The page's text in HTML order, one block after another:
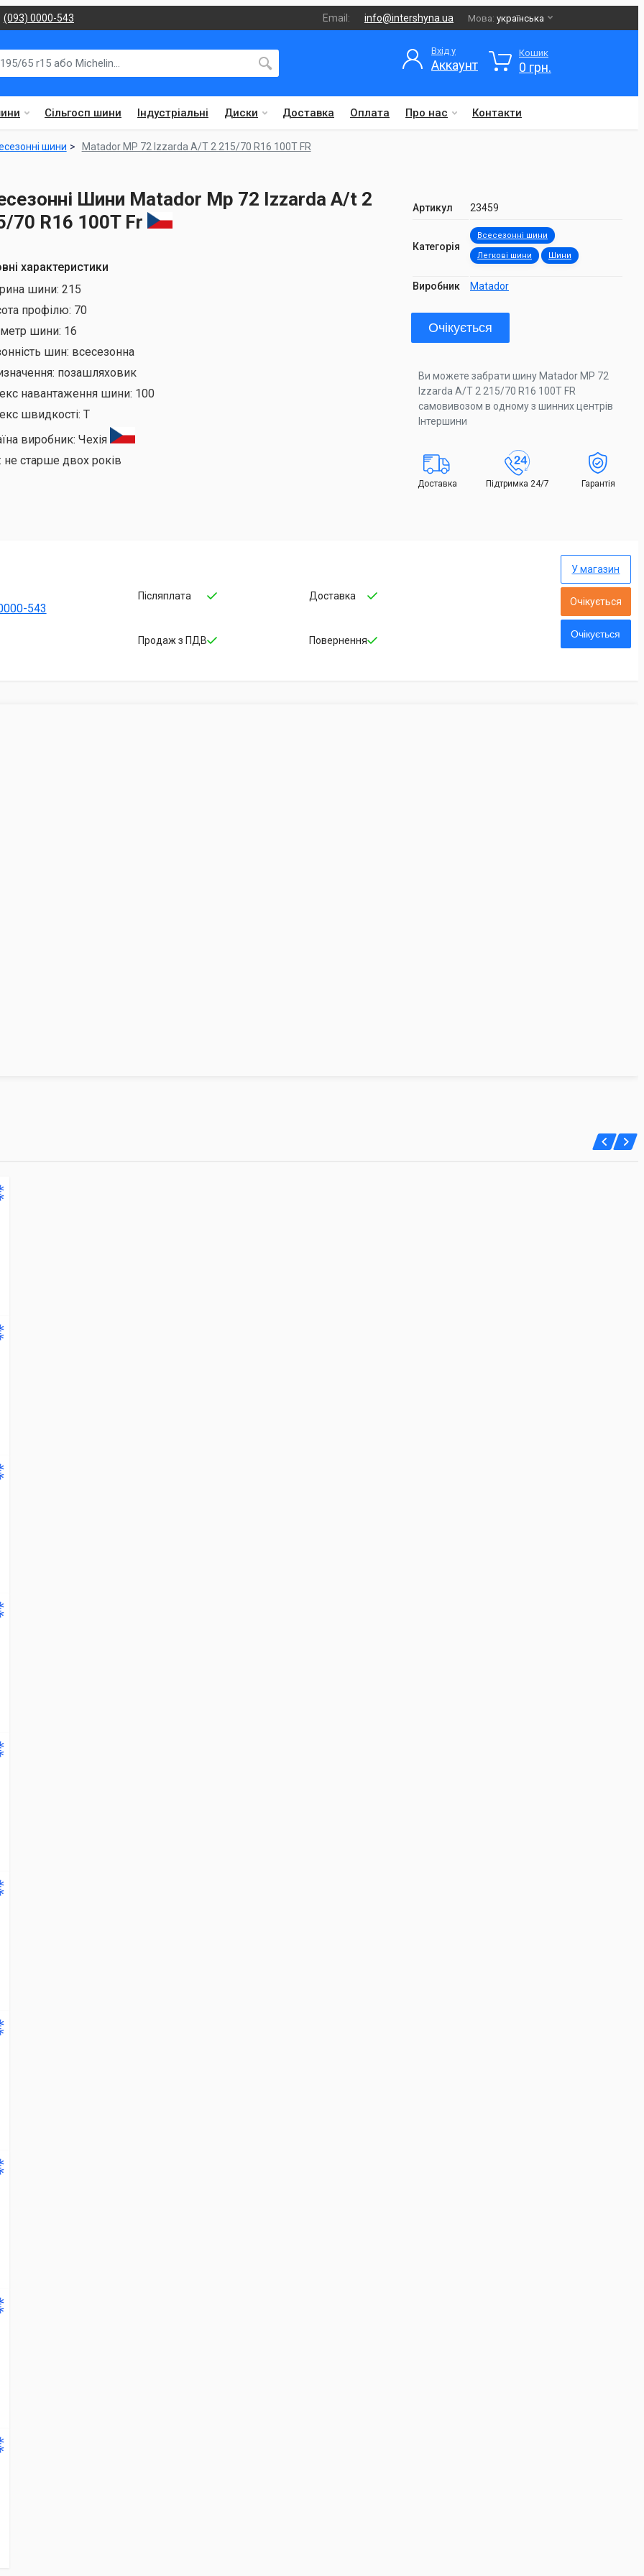
(093) 0000-543 Email: info@intershyna.ua Мова: українська
Сільгосп шини Індустріальні Диски Доставка Оплата Про нас Контакти
Вхід у
Аккаунт
Кошик
0 грн.
шини Matador MP 72 Izzarda A/T 2 215/70 R16 100T FR
Шини Matador Mp 72 Izzarda A/t 2
70 R16 100T Fr
характеристики
шини: 215
профілю: 70
шини: 16
шин: всесезонна
позашляховик
навантаження шини: 100
швидкості: T
виробник: Чехія
не старше двох років
Артикул 23459
Категорія
Всесезонні шини
Легкові шини Шини
Виробник Matador
Очікується
Ви можете забрати шину Matador MP 72
Izzarda A/T 2 215/70 R16 100T FR
самовивозом в одному з шинних центрів
Інтершини
Доставка Підтримка 24/7 Гарантія
543
Післяплата
Продаж з ПДВ
Доставка
Повернення
У магазин
Очікується
Очікується